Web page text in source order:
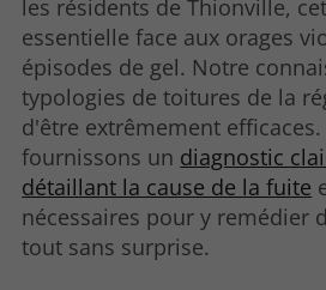
les résidents de Thionville,
essentielle face aux orages
épisodes de gel. Notre
typologies de toitures de la
d'être extrêmement
fournissons un diagnostic
détaillant la cause de la fuite
nécessaires pour y remédier
tout sans surprise.